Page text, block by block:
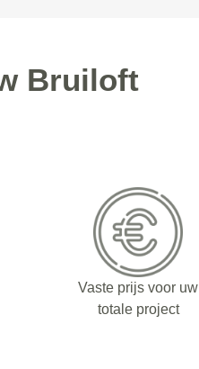
Bruiloft
Vaste prijs voor uw
totale project